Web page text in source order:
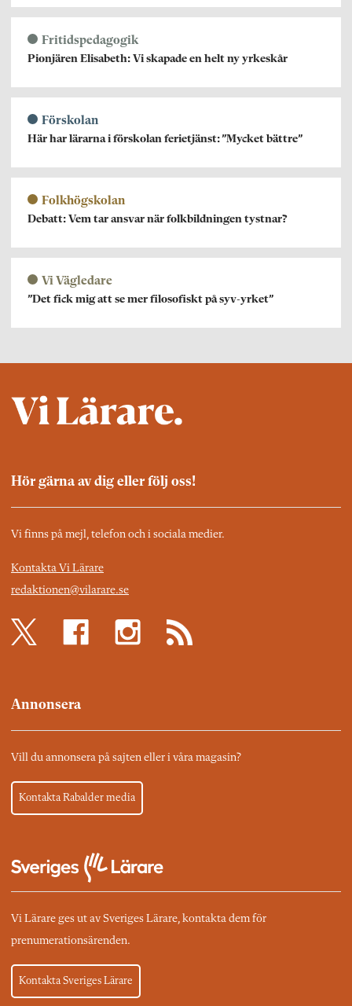
Fritidspedagogik
Pionjären Elisabeth: Vi skapade en helt ny yrkeskår
Förskolan
Här har lärarna i förskolan ferietjänst: ”Mycket bättre”
Folkhögskolan
Debatt: Vem tar ansvar när folkbildningen tystnar?
Vi Vägledare
”Det fick mig att se mer filosofiskt på syv-yrket”
Hör gärna av dig eller följ oss!
Vi finns på mejl, telefon och i sociala medier.
Kontakta Vi Lärare
redaktionen@vilarare.se
Annonsera
Vill du annonsera på sajten eller i våra magasin?
Kontakta Rabalder media
Vi Lärare ges ut av Sveriges Lärare, kontakta dem för
prenumerationsärenden.
Kontakta Sveriges Lärare